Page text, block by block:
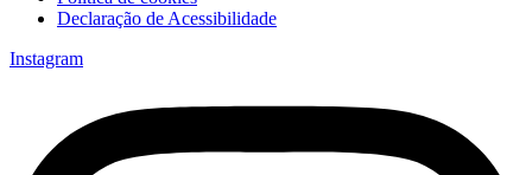
Declaração de Acessibilidade
Instagram